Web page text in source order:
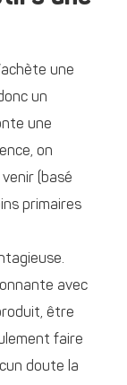
une
un
une
on
(basé
primaires
avec
être
faire
doute la